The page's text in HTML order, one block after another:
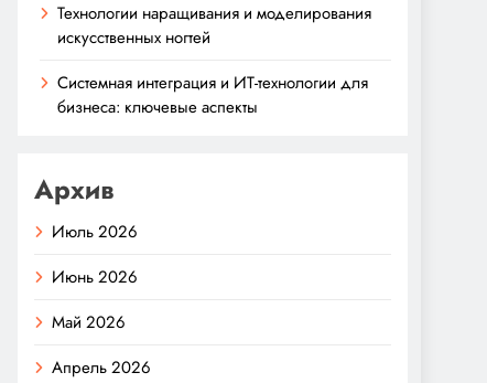
Технологии наращивания и моделирования
искусственных ногтей
Системная интеграция и ИТ-технологии для
бизнеса: ключевые аспекты
Архив
Июль 2026
Июнь 2026
Май 2026
Апрель 2026